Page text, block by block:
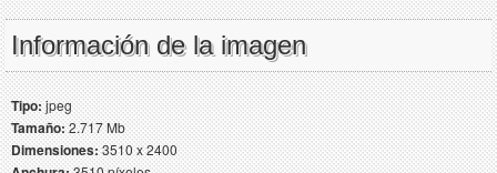
Información de la imagen
Tipo:jpeg
Tamaño:2.717 Mb
Dimensiones:3510 x 2400